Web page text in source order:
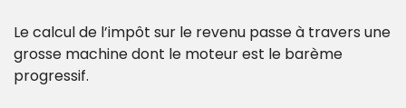
Le calcul de l’impôt sur le revenu passe à travers une
grosse machine dont le moteur est le barème
progressif.